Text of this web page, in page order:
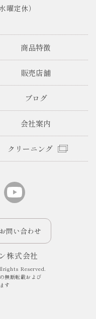
曜定休）
商品特徴
販売店舗
ブログ
会社案内
クリーニング
お問い合わせ
株式会社
Reserved.
無断転載および
す